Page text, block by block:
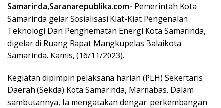
Samarinda,Saranarepublika.com- Pemerintah Kota
Samarinda gelar Sosialisasi Kiat-Kiat Pengenalan
Teknologi Dan Penghematan Energi Kota Samarinda,
digelar di Ruang Rapat Mangkupelas Balaikota
Samarinda. Kamis, (16/11/2023).
Kegiatan dipimpin pelaksana harian (PLH) Sekertaris
Daerah (Sekda) Kota Samarinda, Marnabas. Dalam
sambutannya, Ia mengatakan dengan perkembangan